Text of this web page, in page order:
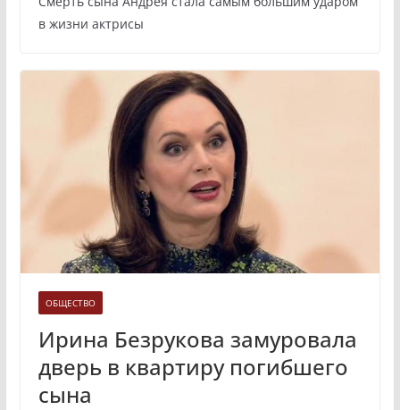
в жизни актрисы
ОБЩЕСТВО
Ирина Безрукова замуровала
дверь в квартиру погибшего
сына